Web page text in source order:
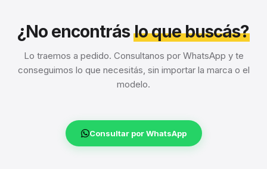
¿No encontráslo que buscás?
Lo traemos a pedido. Consultanos por WhatsApp y te
conseguimos lo que necesitás, sin importar la marca o el
modelo.
Consultar por WhatsApp